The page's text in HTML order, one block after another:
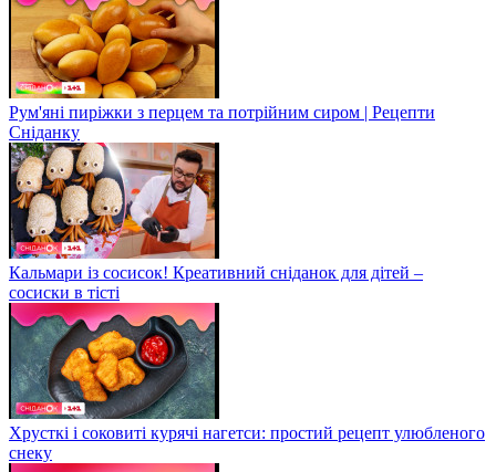
Рум'яні пиріжки з перцем та потрійним сиром | Рецепти
Сніданку
Кальмари із сосисок! Креативний сніданок для дітей –
сосиски в тісті
Хрусткі і соковиті курячі нагетси: простий рецепт улюбленого
снеку